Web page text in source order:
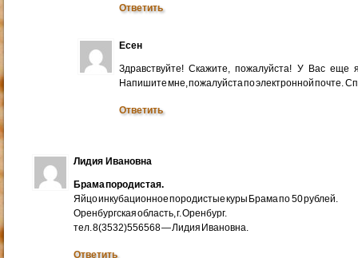
Ответить
Есен
Здравствуйте! Скажите, пожалуйста! У Вас еще
Напишите мне, пожалуйста по электронной почте.
Ответить
Лидия Ивановна
Брама породистая.
Яйцо инкубационное породистые куры Брама по 50 рублей.
Оренбургская область, г. Оренбург.
тел. 8(3532)556568 — Лидия Ивановна.
Ответить